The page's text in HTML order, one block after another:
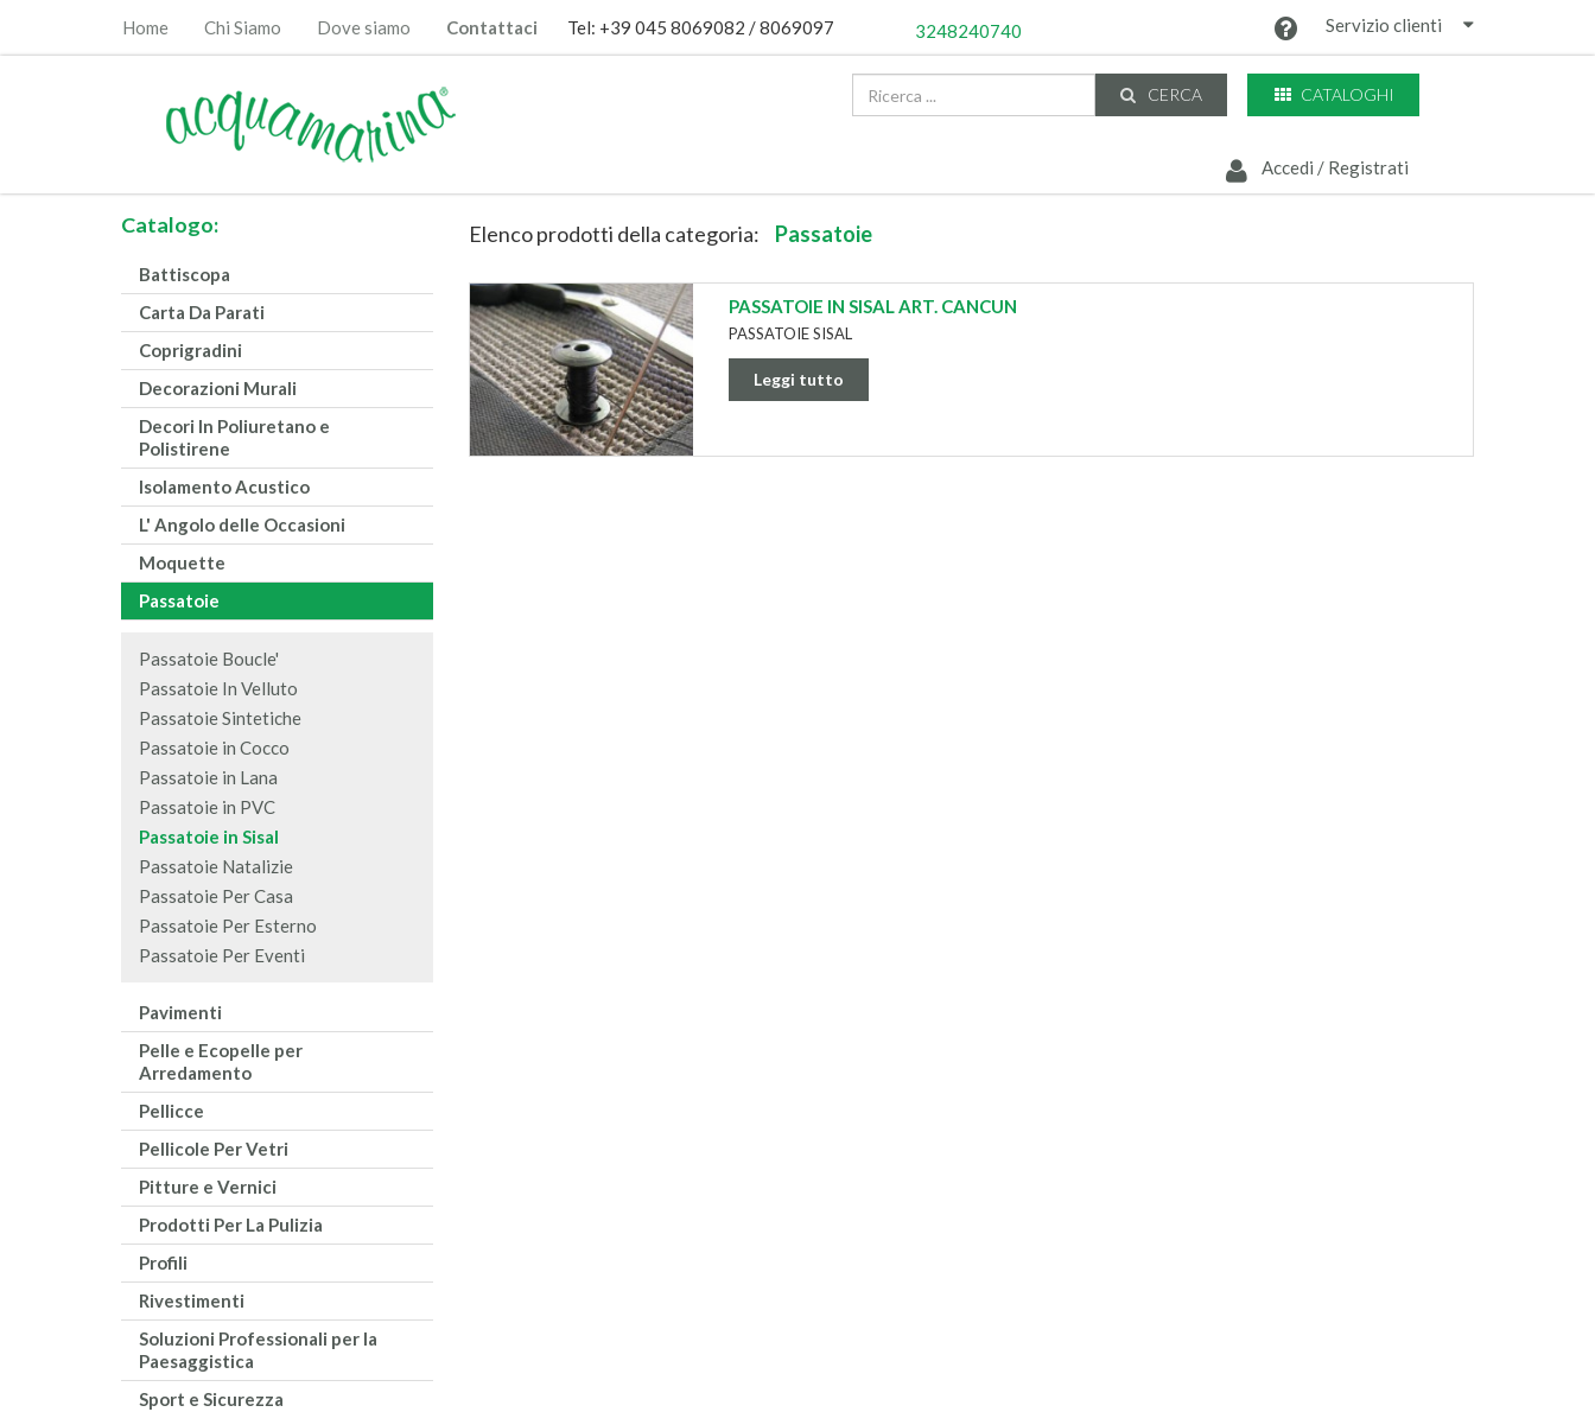
Home Chi Siamo Dove siamo Contattaci Tel: +39 045 8069082 / 8069097 3248240740 Servizio clienti
CERCA CATALOGHI
Accedi / Registrati
Catalogo:
Battiscopa
Carta Da Parati
Coprigradini
Decorazioni Murali
Decori In Poliuretano e
Polistirene
Isolamento Acustico
L' Angolo delle Occasioni
Moquette
Passatoie
Passatoie Boucle'
Passatoie In Velluto
Passatoie Sintetiche
Passatoie in Cocco
Passatoie in Lana
Passatoie in PVC
Passatoie in Sisal
Passatoie Natalizie
Passatoie Per Casa
Passatoie Per Esterno
Passatoie Per Eventi
Pavimenti
Pelle e Ecopelle per
Arredamento
Pellicce
Pellicole Per Vetri
Pitture e Vernici
Prodotti Per La Pulizia
Profili
Rivestimenti
Soluzioni Professionali per la
Paesaggistica
Sport e Sicurezza
Elenco prodotti della categoria: Passatoie
PASSATOIE IN SISAL ART. CANCUN
PASSATOIE SISAL
Leggi tutto